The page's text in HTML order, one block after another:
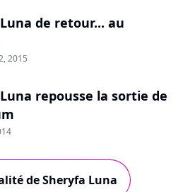
de retour... au
2015
repousse la sortie de
de Sheryfa Luna